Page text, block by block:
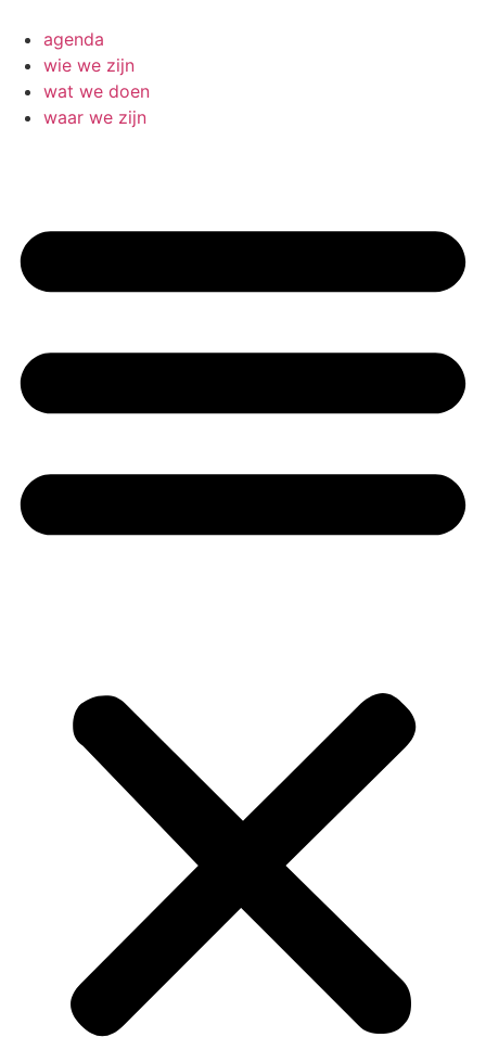
naar
inhoud
agenda
wie we zijn
wat we doen
waar we zijn